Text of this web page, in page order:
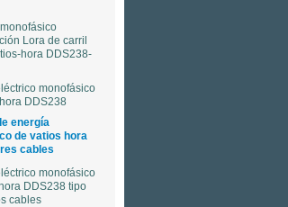
Lora de carril
hora DDS238-
monofásico
DDS238
energía
de vatios hora
cables
monofásico
DDS238 tipo
cables